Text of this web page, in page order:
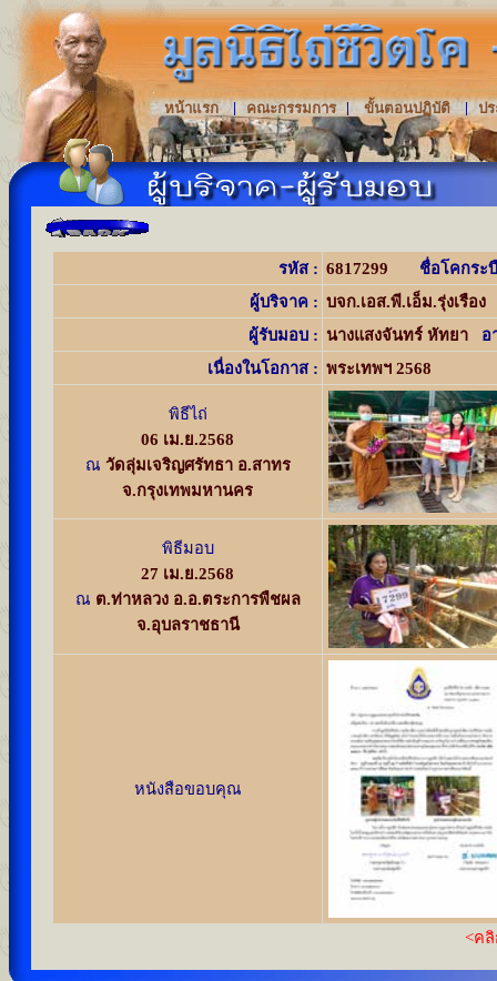
หน้าแรก | คณะกรรมการ | ขั้นตอนปฏิบัติ | ป
รหัส : 6817299
ชื่อโคกระ
ผู้บริจาค : บจก.เอส.พี.เอ็ม.รุ่งเรือง
ผู้รับมอบ : นางแสงจันทร์ หัทยา
เนื่องในโอกาส : พระเทพฯ 2568
พิธีไถ่
06 เม.ย.2568
ณ วัดลุ่มเจริญศรัทธา อ.สาทร
จ.กรุงเทพมหานคร
พิธีมอบ
27 เม.ย.2568
ณ ต.ท่าหลวง อ.อ.ตระการพืชผล
จ.อุบลราชธานี
หนังสือขอบคุณ
<คลิ